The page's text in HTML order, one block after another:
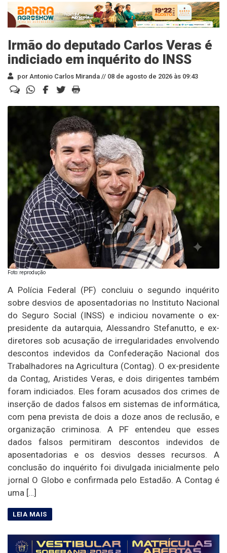
Irmão do deputado Carlos Veras é
indiciado em inquérito do INSS
por Antonio Carlos Miranda // 08 de agosto de 2026 às 09:43
Foto: reprodução
A Polícia Federal (PF) concluiu o segundo inquérito
sobre desvios de aposentadorias no Instituto Nacional
do Seguro Social (INSS) e indiciou novamente o ex-
presidente da autarquia, Alessandro Stefanutto, e ex-
diretores sob acusação de irregularidades envolvendo
descontos indevidos da Confederação Nacional dos
Trabalhadores na Agricultura (Contag). O ex-presidente
da Contag, Aristides Veras, e dois dirigentes também
foram indiciados. Eles foram acusados dos crimes de
inserção de dados falsos em sistemas de informática,
com pena prevista de dois a doze anos de reclusão, e
organização criminosa. A PF entendeu que esses
dados falsos permitiram descontos indevidos de
aposentadorias e os desvios desses recursos. A
conclusão do inquérito foi divulgada inicialmente pelo
jornal O Globo e confirmada pelo Estadão. A Contag é
uma […]